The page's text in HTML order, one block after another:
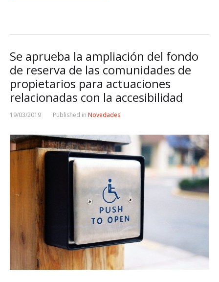
Se aprueba la ampliación del fondo
de reserva de las comunidades de
propietarios para actuaciones
relacionadas con la accesibilidad
19/03/2019 Published in Novedades